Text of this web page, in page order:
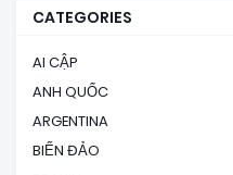
CATEGORIES
AI CẬP
ANH QUỐC
ARGENTINA
BIỂN ĐẢO